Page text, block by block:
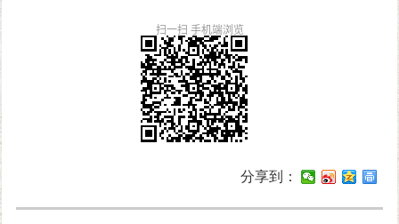
扫一扫 手机端浏览
分享到：